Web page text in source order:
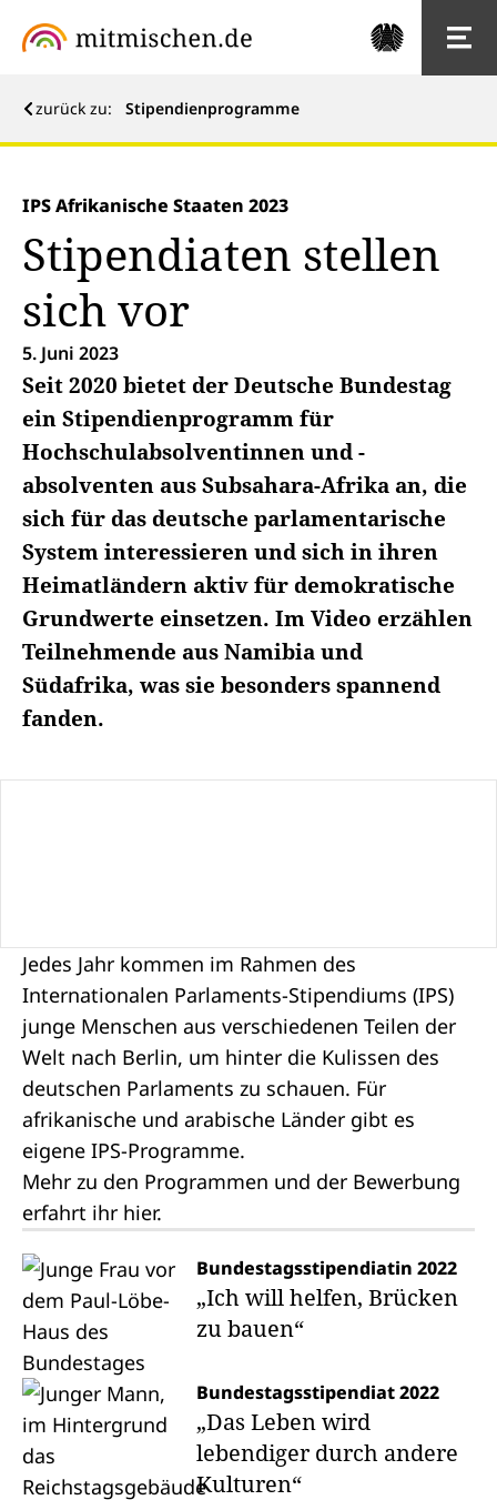
zurück zu: Stipendienprogramme
IPS Afrikanische Staaten 2023
Stipendiaten stellen
sich vor
5. Juni 2023
Seit 2020 bietet der Deutsche Bundestag
ein Stipendienprogramm für
Hochschulabsolventinnen und -
absolventen aus Subsahara-Afrika an, die
sich für das deutsche parlamentarische
System interessieren und sich in ihren
Heimatländern aktiv für demokratische
Grundwerte einsetzen. Im Video erzählen
Teilnehmende aus Namibia und
Südafrika, was sie besonders spannend
fanden.
Jedes Jahr kommen im Rahmen des
Internationalen Parlaments-Stipendiums (IPS)
junge Menschen aus verschiedenen Teilen der
Welt nach Berlin, um hinter die Kulissen des
deutschen Parlaments zu schauen. Für
afrikanische und arabische Länder gibt es
eigene IPS-Programme.
Mehr zu den Programmen und der Bewerbung
erfahrt ihr hier.
Bundestagsstipendiatin 2022
„Ich will helfen, Brücken
zu bauen“
Bundestagsstipendiat 2022
„Das Leben wird
lebendiger durch andere
Kulturen“